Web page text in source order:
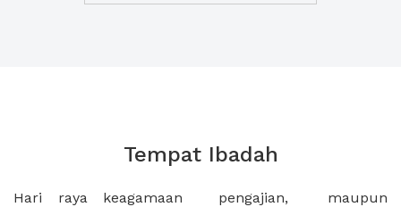
Tempat Ibadah
Hari raya keagamaan
pengajian, maupun